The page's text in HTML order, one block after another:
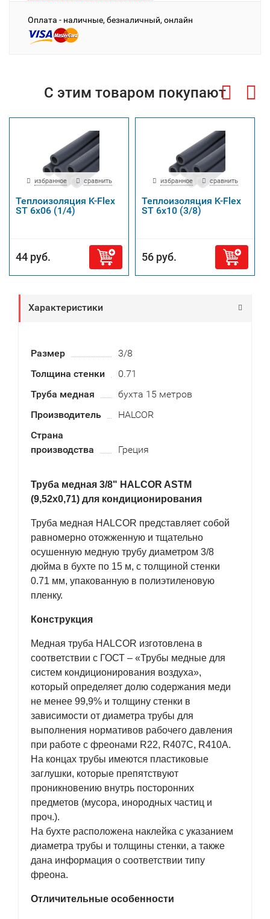
Оплата - наличные, безналичный, онлайн
С этим товаром покупают
избранное сравнить
Теплоизоляция K-Flex
ST 6х06 (1/4)
44 руб.
избранное сравнить
Теплоизоляция K-Flex
ST 6х10 (3/8)
56 руб.
Характеристики
Размер
3/8
Толщина стенки
0.71
Труба медная
бухта 15 метров
Производитель
HALCOR
Страна
производства
Греция
Труба медная 3/8" HALCOR ASTM
(9,52х0,71) для кондиционирования
Труба медная HALCOR представляет собой
равномерно отожженную и тщательно
осушенную медную трубу диаметром 3/8
дюйма в бухте по 15 м, с толщиной стенки
0.71 мм, упакованную в полиэтиленовую
пленку.
Конструкция
Медная труба HALCOR изготовлена в
соответствии с ГОСТ – «Трубы медные для
систем кондиционирования воздуха»,
который определяет долю содержания меди
не менее 99,9% и толщину стенки в
зависимости от диаметра трубы для
выполнения нормативов рабочего давления
при работе с фреонами R22, R407C, R410A.
На концах трубы имеются пластиковые
заглушки, которые препятствуют
проникновению внутрь посторонних
предметов (мусора, инородных частиц и
проч.).
На бухте расположена наклейка с указанием
диаметра трубы и толщины стенки, а также
дана информация о соответствии типу
фреона.
Отличительные особенности